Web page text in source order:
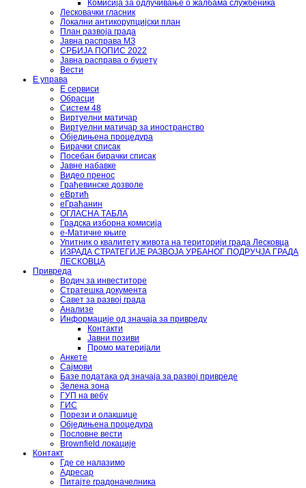
Комисија за одлучивање о жалбама службеника
Лесковачки гласник
Локални антикорупцијски план
План развоја града
Јавна расправа МЗ
СРБИЈА ПОПИС 2022
Јавна расправа о буџету
Вести
Е управа
Е сервиси
Обрасци
Систем 48
Виртуелни матичар
Виртуелни матичар за иностранство
Обједињена процедура
Бирачки списак
Посебан бирачки списак
Јавне набавке
Видео пренос
Грађевинске дозволе
еВртић
еГрађанин
ОГЛАСНА ТАБЛА
Градска изборна комисија
е-Матичне књиге
Упитник о квалитету живота на територији града Лесковца
ИЗРАДА СТРАТЕГИЈЕ РАЗВОЈА УРБАНОГ ПОДРУЧЈА ГРАДА
ЛЕСКОВЦА
Привреда
Водич за инвеститоре
Стратешка документа
Савет за развој града
Анализе
Информације од значаја за привреду
Контакти
Јавни позиви
Промо материјали
Анкете
Сајмови
Базе података од значаја за развој привреде
Зелена зона
ГУП на вебу
ГИС
Порези и олакшице
Обједињена процедура
Пословне вести
Brownfield локације
Контакт
Где се налазимо
Адресар
Питајте градоначелника